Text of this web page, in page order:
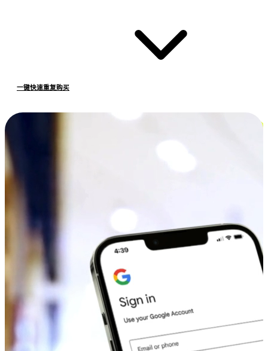
一键快速重复购买